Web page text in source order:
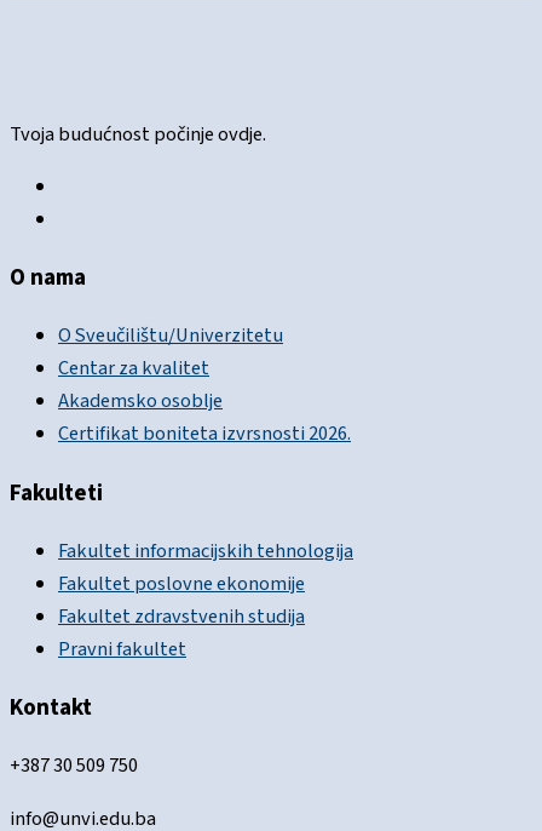
Tvoja budućnost počinje ovdje.
O nama
O Sveučilištu/Univerzitetu
Centar za kvalitet
Akademsko osoblje
Certifikat boniteta izvrsnosti 2026.
Fakulteti
Fakultet informacijskih tehnologija
Fakultet poslovne ekonomije
Fakultet zdravstvenih studija
Pravni fakultet
Kontakt
+387 30 509 750
info@unvi.edu.ba